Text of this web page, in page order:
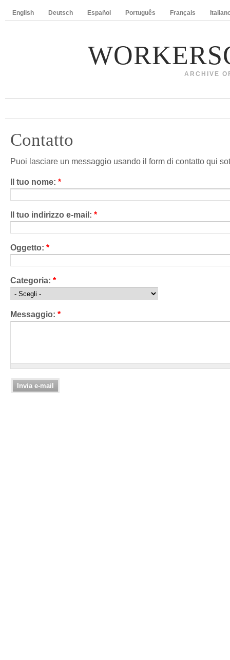
English Deutsch Español Português Français
ARCHIVE
Contatto
Puoi lasciare un messaggio usando il form di contatto qui
Il tuo nome: *
Il tuo indirizzo e-mail: *
Oggetto: *
Categoria: *
Messaggio: *